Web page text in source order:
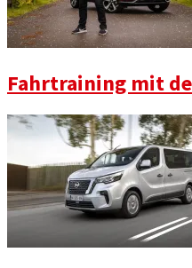
Fahrtraining mit